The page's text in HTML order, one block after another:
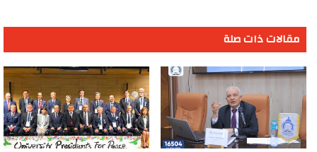
مقالات ذات صلة